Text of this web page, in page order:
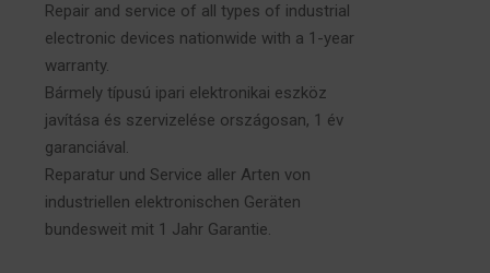
Repair and service of all types of industrial
electronic devices nationwide with a 1-year
warranty.
Bármely típusú ipari elektronikai eszköz
javítása és szervizelése országosan, 1 év
garanciával.
Reparatur und Service aller Arten von
industriellen elektronischen Geräten
bundesweit mit 1 Jahr Garantie.